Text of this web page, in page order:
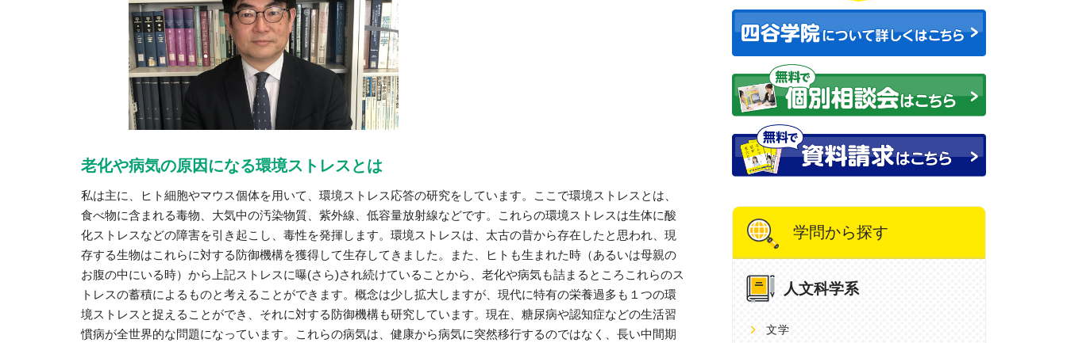
老化や病気の原因になる環境ストレスとは
私は主に、ヒト細胞やマウス個体を用いて、環境ストレス応答の研究をしています。ここで環境ストレスとは、
食べ物に含まれる毒物、大気中の汚染物質、紫外線、低容量放射線などです。これらの環境ストレスは生体に酸
化ストレスなどの障害を引き起こし、毒性を発揮します。環境ストレスは、太古の昔から存在したと思われ、現
存する生物はこれらに対する防御機構を獲得して生存してきました。また、ヒトも生まれた時（あるいは母親の
お腹の中にいる時）から上記ストレスに曝(さら)され続けていることから、老化や病気も詰まるところこれらのス
トレスの蓄積によるものと考えることができます。概念は少し拡大しますが、現代に特有の栄養過多も１つの環
境ストレスと捉えることができ、それに対する防御機構も研究しています。現在、糖尿病や認知症などの生活習
慣病が全世界的な問題になっています。これらの病気は、健康から病気に突然移行するのではなく、長い中間期
学問から探す
人文科学系
文学